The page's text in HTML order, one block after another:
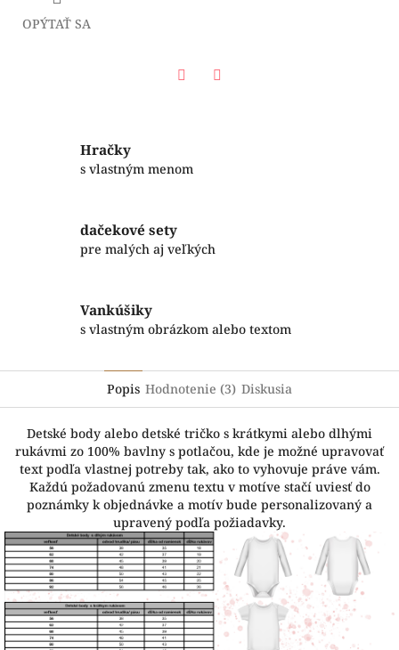
OPÝTAŤ SA
Hračky
s vlastným menom
dačekové sety
pre malých aj veľkých
Vankúšiky
s vlastným obrázkom alebo textom
Popis Hodnotenie (3) Diskusia
Detské body alebo detské tričko s krátkymi alebo dlhými
rukávmi zo 100% bavlny s potlačou, kde je možné upravovať
text podľa vlastnej potreby tak, ako to vyhovuje práve vám.
Každú požadovanú zmenu textu v motíve stačí uviesť do
poznámky k objednávke a motív bude personalizovaný a
upravený podľa požiadavky.